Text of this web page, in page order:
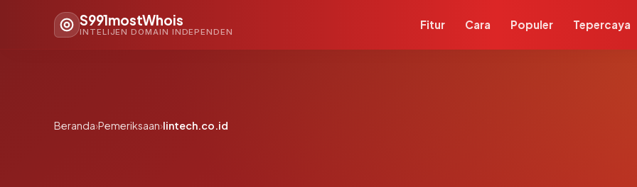
S991mostWhois
INTELIJEN DOMAIN INDEPENDEN
Fitur Cara Populer Tepercaya
Beranda›Pemeriksaan›lintech.co.id